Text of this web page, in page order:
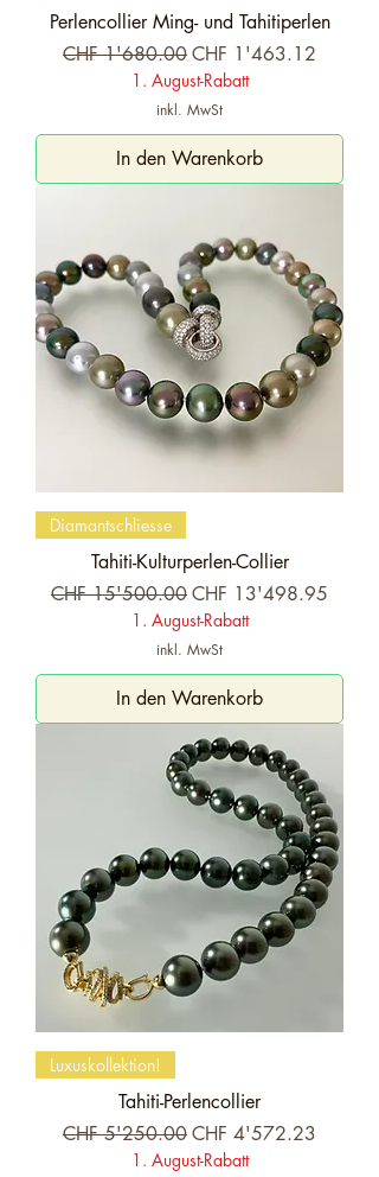
Perlencollier Ming- und Tahitiperlen
Standardpreis
CHF 1'680.00Sale-Preis
CHF 1'463.12
1. August-Rabatt
inkl. MwSt
In den Warenkorb
Diamantschliesse
Tahiti-Kulturperlen-Collier
Standardpreis
CHF 15'500.00Sale-Preis
CHF 13'498.95
1. August-Rabatt
inkl. MwSt
In den Warenkorb
Luxuskollektion!
Tahiti-Perlencollier
Standardpreis
CHF 5'250.00Sale-Preis
CHF 4'572.23
1. August-Rabatt